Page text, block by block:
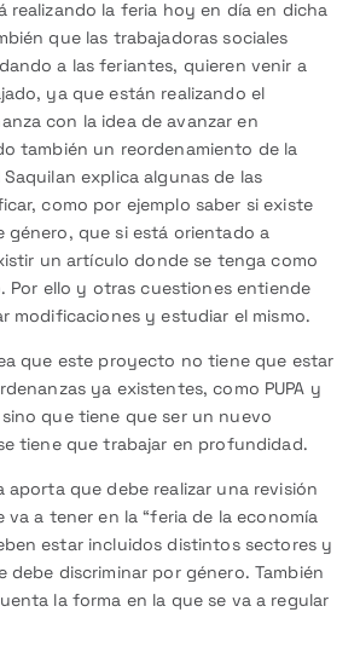
realizando la feria hoy en día en dicha
que las trabajadoras sociales
a las feriantes, quieren venir a
ya que están realizando el
con la idea de avanzar en
también un reordenamiento de la
explica algunas de las
como por ejemplo saber si existe
género, que si está orientado a
un artículo donde se tenga como
Por ello y otras cuestiones entiende
modificaciones y estudiar el mismo.
que este proyecto no tiene que estar
ya existentes, como PUPA y
sino que tiene que ser un nuevo
tiene que trabajar en profundidad.
aporta que debe realizar una revisión
va a tener en la “feria de la economía
estar incluidos distintos sectores y
debe discriminar por género. También
la forma en la que se va a regular